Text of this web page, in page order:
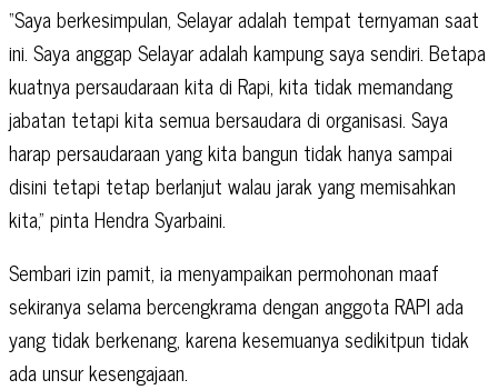
“Saya berkesimpulan, Selayar adalah tempat ternyaman saat
ini. Saya anggap Selayar adalah kampung saya sendiri. Betapa
kuatnya persaudaraan kita di Rapi, kita tidak memandang
jabatan tetapi kita semua bersaudara di organisasi. Saya
harap persaudaraan yang kita bangun tidak hanya sampai
disini tetapi tetap berlanjut walau jarak yang memisahkan
kita,” pinta Hendra Syarbaini.
Sembari izin pamit, ia menyampaikan permohonan maaf
sekiranya selama bercengkrama dengan anggota RAPI ada
yang tidak berkenang, karena kesemuanya sedikitpun tidak
ada unsur kesengajaan.